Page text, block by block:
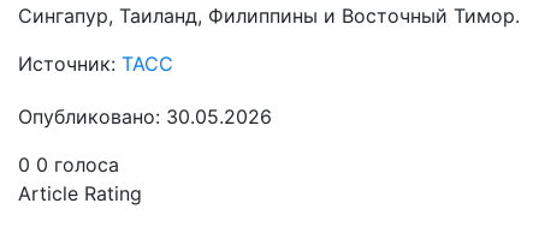
Сингапур, Таиланд, Филиппины и Восточный Тимор.
Источник: ТАСС
Опубликовано: 30.05.2026
0 0 голоса
Article Rating